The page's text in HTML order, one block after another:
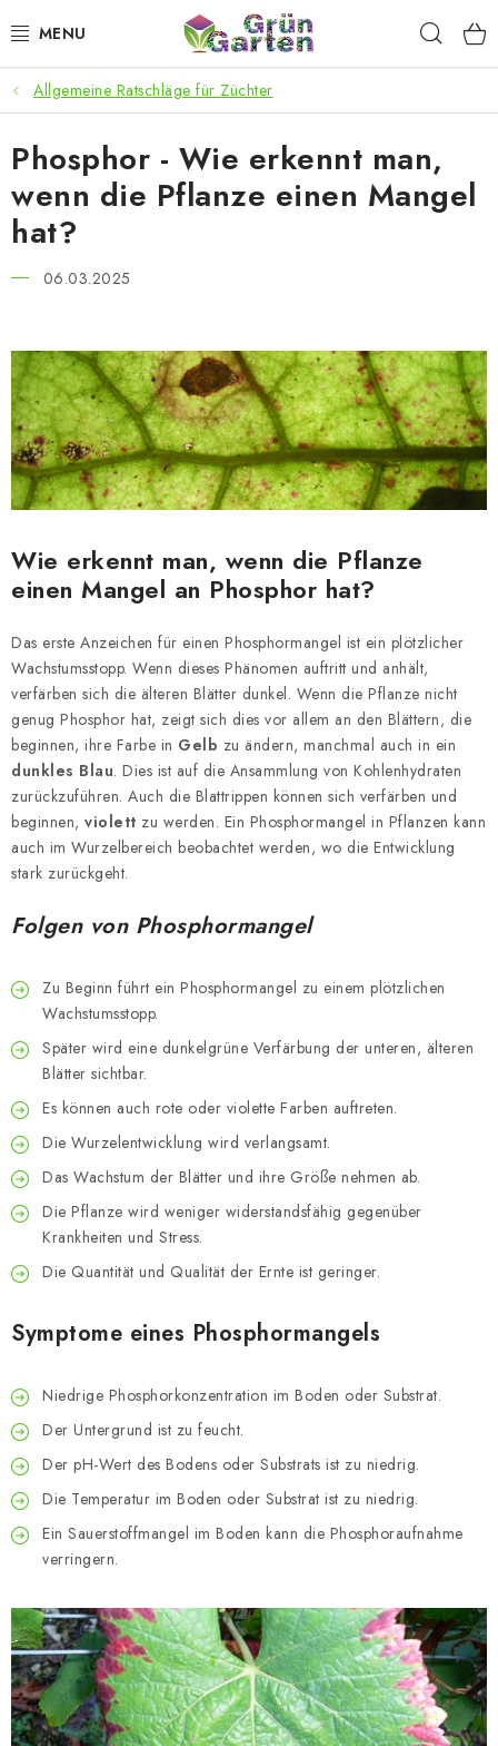
Inhalt
ANGEBOTE
LED PFLANZENLAMPEN
ANBAUBEDARF FÜR DEN HEIMANBAU
AQUARISTIK
SMARTER GARTEN
Geschäftsbewertung Kaufberatung AGB
Blog
Kontakt
Datenschutzerklärung Impressum
Allgemeine Ratschläge für Züchter
Phosphor - Wie erkennt man,
wenn die Pflanze einen Mangel
hat?
06.03.2025
Wie erkennt man, wenn die Pflanze
einen Mangel an Phosphor hat?
Das erste Anzeichen für einen Phosphormangel ist ein plötzlicher
Wachstumsstopp. Wenn dieses Phänomen auftritt und anhält,
verfärben sich die älteren Blätter dunkel. Wenn die Pflanze nicht
genug Phosphor hat, zeigt sich dies vor allem an den Blättern, die
beginnen, ihre Farbe in Gelb zu ändern, manchmal auch in ein
dunkles Blau. Dies ist auf die Ansammlung von Kohlenhydraten
zurückzuführen. Auch die Blattrippen können sich verfärben und
beginnen, violett zu werden. Ein Phosphormangel in Pflanzen kann
auch im Wurzelbereich beobachtet werden, wo die Entwicklung
stark zurückgeht.
Folgen von Phosphormangel
Zu Beginn führt ein Phosphormangel zu einem plötzlichen
Wachstumsstopp.
Später wird eine dunkelgrüne Verfärbung der unteren, älteren
Blätter sichtbar.
Es können auch rote oder violette Farben auftreten.
Die Wurzelentwicklung wird verlangsamt.
Das Wachstum der Blätter und ihre Größe nehmen ab.
Die Pflanze wird weniger widerstandsfähig gegenüber
Krankheiten und Stress.
Die Quantität und Qualität der Ernte ist geringer.
Symptome eines Phosphormangels
Niedrige Phosphorkonzentration im Boden oder Substrat.
Der Untergrund ist zu feucht.
Der pH-Wert des Bodens oder Substrats ist zu niedrig.
Die Temperatur im Boden oder Substrat ist zu niedrig.
Ein Sauerstoffmangel im Boden kann die Phosphoraufnahme
verringern.